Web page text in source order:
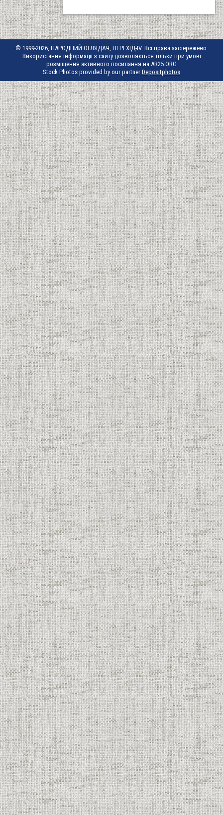
© 1999-2026, НАРОДНИЙ ОГЛЯДАЧ, ПЕРЕХІД-IV. Всі права застережено.
Використання інформації з сайту дозволяється тільки при умові
розміщення активного посилання на AR25.ORG
Stock Photos provided by our partner Depositphotos